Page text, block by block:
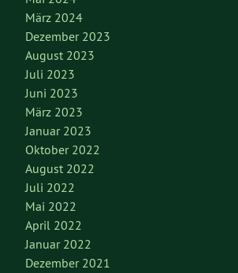
März 2024
Dezember 2023
August 2023
Juli 2023
Juni 2023
März 2023
Januar 2023
Oktober 2022
August 2022
Juli 2022
Mai 2022
April 2022
Januar 2022
Dezember 2021